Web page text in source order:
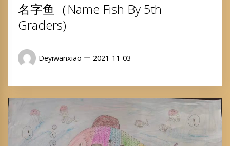
名字鱼（Name Fish By 5th
Graders)
Deyiwanxiao 2021-11-03